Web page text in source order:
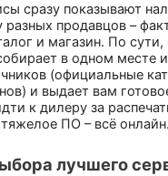
сразу показывают
разных продавцов –
и магазин. По сути,
в одном месте
(официальные
и выдает вам
к дилеру за
тяжелое ПО – всё онлайн.
лучшего